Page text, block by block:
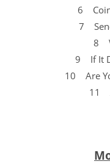
6
7
8
9 If It
10 Are
11